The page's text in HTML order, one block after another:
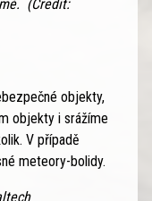
(Credit:
objekty,
objekty i srážíme
V případě
meteory-bolidy.